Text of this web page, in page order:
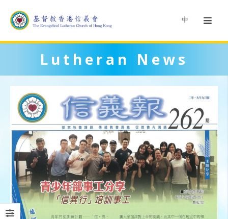
中
Lutheran News